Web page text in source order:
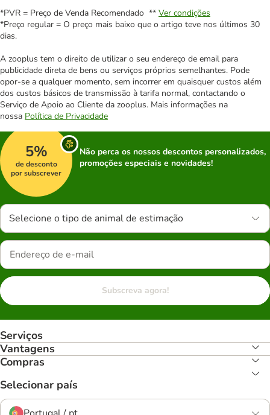
*PVR = Preço de Venda Recomendado ** Ver condições
*Preço regular = O preço mais baixo que o artigo teve nos últimos 30
dias.
A zooplus tem o direito de utilizar o seu endereço de email para
publicidade direta de bens ou serviços próprios semelhantes. Pode
opor-se a qualquer momento, sem incorrer em quaisquer custos além
dos custos básicos de transmissão à tarifa normal, contactando o
Serviço de Apoio ao Cliente da zooplus. Mais informações na
nossa Política de Privacidade
5%
de desconto
por subscrever
Não perca os nossos descontos personalizados,
promoções especiais e novidades!
Selecione o tipo de animal de estimação
Subscreva agora!
Serviços
Vantagens
Compras
Selecionar país